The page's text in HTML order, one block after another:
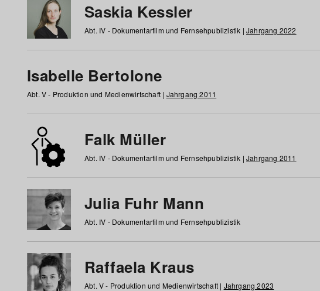
Saskia Kessler
Abt. IV - Dokumentarfilm und Fernsehpublizistik | Jahrgang 2022
Isabelle Bertolone
Abt. V - Produktion und Medienwirtschaft | Jahrgang 2011
Falk Müller
Abt. IV - Dokumentarfilm und Fernsehpublizistik | Jahrgang 2011
Julia Fuhr Mann
Abt. IV - Dokumentarfilm und Fernsehpublizistik
Raffaela Kraus
Abt. V - Produktion und Medienwirtschaft | Jahrgang 2023